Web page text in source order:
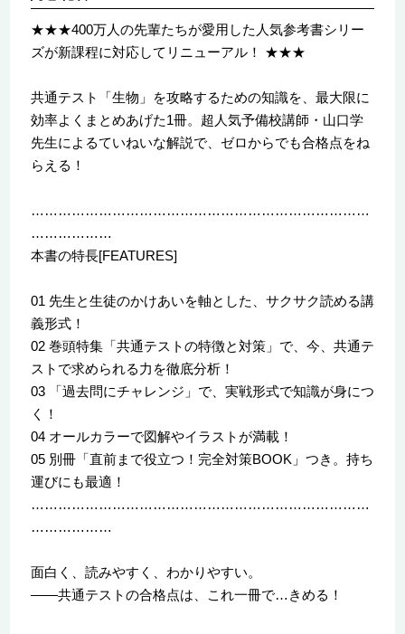
★★★400万人の先輩たちが愛用した人気参考書シリー
ズが新課程に対応してリニューアル！ ★★★
共通テスト「生物」を攻略するための知識を、最大限に
効率よくまとめあげた1冊。超人気予備校講師・山口学
先生によるていねいな解説で、ゼロからでも合格点をね
らえる！
…………………………………………………………………
………………
本書の特長[FEATURES]
01 先生と生徒のかけあいを軸とした、サクサク読める講
義形式！
02 巻頭特集「共通テストの特徴と対策」で、今、共通テ
ストで求められる力を徹底分析！
03 「過去問にチャレンジ」で、実戦形式で知識が身につ
く！
04 オールカラーで図解やイラストが満載！
05 別冊「直前まで役立つ！完全対策BOOK」つき。持ち
運びにも最適！
…………………………………………………………………
………………
面白く、読みやすく、わかりやすい。
――共通テストの合格点は、これ一冊で…きめる！